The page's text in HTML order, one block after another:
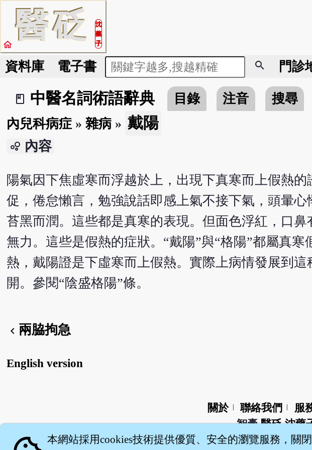
醫砭
沈
藥
子
home
資料庫 電子書 search 門診
book_2
中醫名詞術語辭典 目錄 注音 搜尋
內兒科病症» 雜病» 戴陽
bubble_chart 內容
陽氣因下焦虛寒而浮越於上，出現下真寒而上假熱
促，倦怠懶言，勉強說話即感上氣不接下氣，頭暈
苔黑而潤。這些都是真寒的表現。但面色浮紅，口
無力。這些是假熱的症狀。“戴陽”與“格陽”都屬真
熱，戴陽證是下虛寒而上假熱。實際上病情發展到
開。參閱“陰盛格陽”條。
chevron_left 兩脇拘急
English version
關於 聯絡我們 服
智橐‧醫砭‧沈藥
本網站採用cookies技術提供優質、安全的瀏覽服務，關